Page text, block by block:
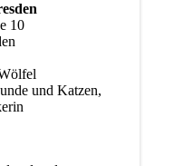
10
und Katzen,